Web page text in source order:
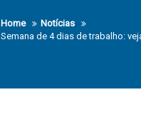
Home
Notícias
Semana de 4 dias de trabalho: